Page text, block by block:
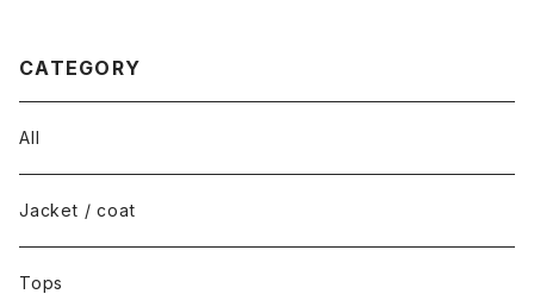
CATEGORY
All
Jacket / coat
Tops